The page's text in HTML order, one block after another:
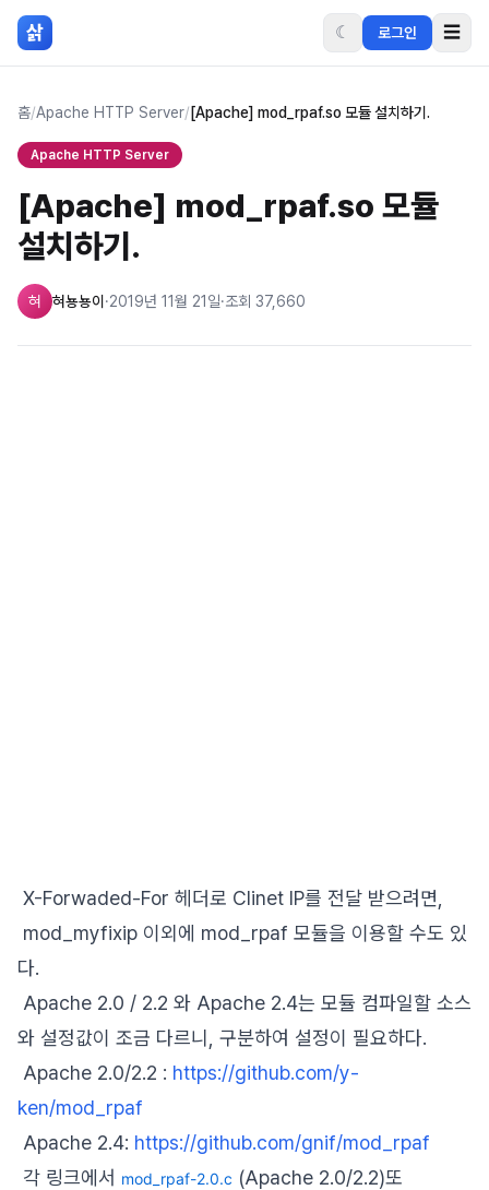
본문 바로가기
삵 ☾ 로그인 ☰
홈/Apache HTTP Server/ [Apache] mod_rpaf.so 모듈 설치하기.
Apache HTTP Server
[Apache] mod_rpaf.so 모듈
설치하기.
혀 혀뇽뇽이 ·2019년 11월 21일·조회 37,660
X-Forwaded-For 헤더로 Clinet IP를 전달 받으려면,
mod_myfixip 이외에 mod_rpaf 모듈을 이용할 수도 있
다.
Apache 2.0 / 2.2 와 Apache 2.4는 모듈 컴파일할 소스
와 설정값이 조금 다르니, 구분하여 설정이 필요하다.
Apache 2.0/2.2 : https://github.com/y-
ken/mod_rpaf
Apache 2.4: https://github.com/gnif/mod_rpaf
각 링크에서 mod_rpaf-2.0.c (Apache 2.0/2.2)또